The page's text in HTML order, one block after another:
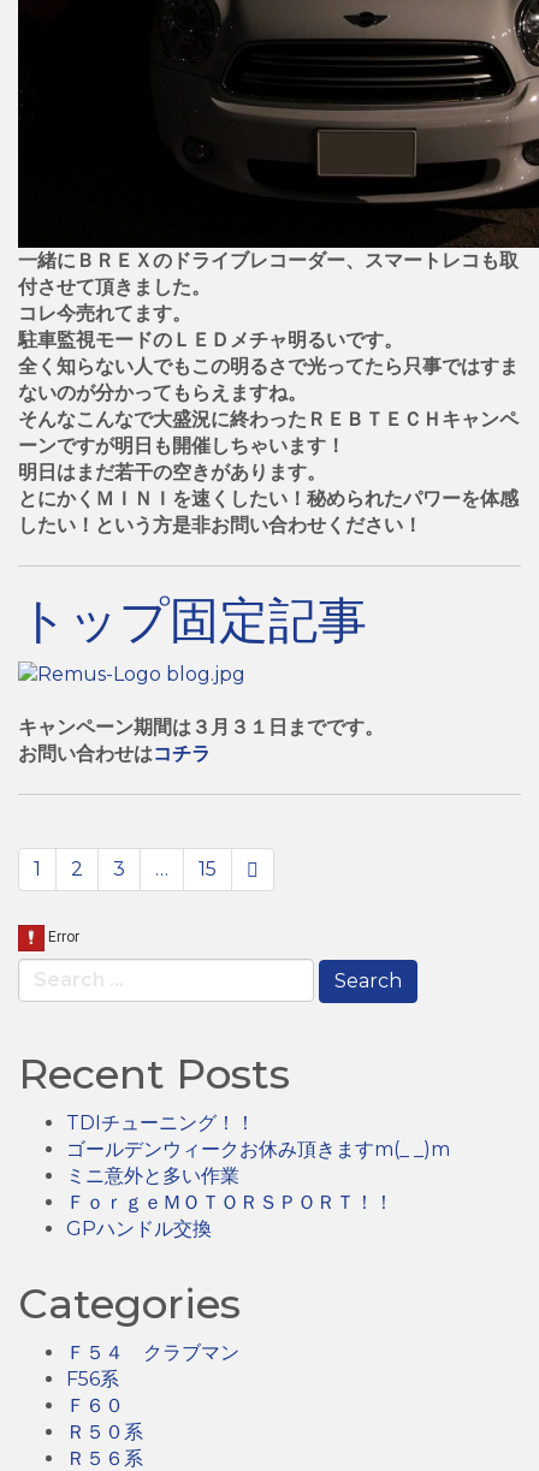
一緒にＢＲＥＸのドライブレコーダー、スマートレコも取
付させて頂きました。
コレ今売れてます。
駐車監視モードのＬＥＤメチャ明るいです。
全く知らない人でもこの明るさで光ってたら只事ではすま
ないのが分かってもらえますね。
そんなこんなで大盛況に終わったＲＥＢＴＥＣＨキャンペ
ーンですが明日も開催しちゃいます！
明日はまだ若干の空きがあります。
とにかくＭＩＮＩを速くしたい！秘められたパワーを体感
したい！という方是非お問い合わせください！
トップ固定記事
キャンペーン期間は３月３１日までです。
お問い合わせはコチラ
paging-
navigation
1 2 3 … 15
Search
for:
Recent Posts
TDIチューニング！！
ゴールデンウィークお休み頂きますm(_ _)m
ミニ意外と多い作業
ＦｏｒｇｅＭＯＴＯＲＳＰＯＲＴ！！
GPハンドル交換
Categories
Ｆ５４ クラブマン
F56系
Ｆ６０
Ｒ５０系
Ｒ５６系